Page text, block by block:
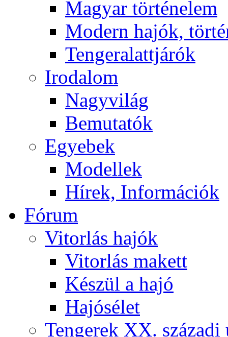
Magyar történelem
Modern hajók,
Tengeralattjárók
Irodalom
Nagyvilág
Bemutatók
Egyebek
Modellek
Hírek, Információk
Fórum
Vitorlás hajók
Vitorlás makett
Készül a hajó
Hajósélet
Tengerek XX. századi